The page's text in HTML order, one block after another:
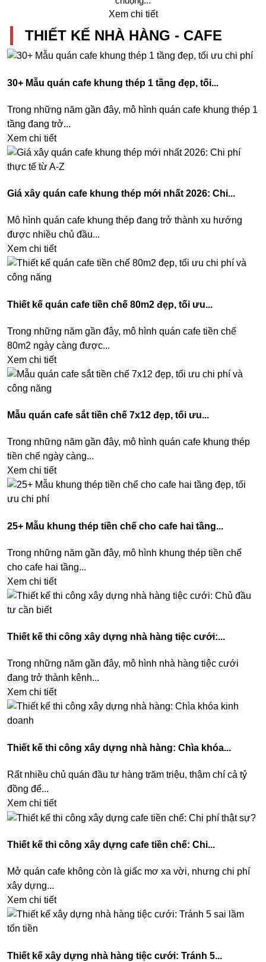
Xem chi tiết
THIẾT KẾ NHÀ HÀNG - CAFE
30+ Mẫu quán cafe khung thép 1 tầng đẹp, tối...
Trong những năm gần đây, mô hình quán cafe khung thép 1
tầng đang trở...
Xem chi tiết
Giá xây quán cafe khung thép mới nhất 2026: Chi...
Mô hình quán cafe khung thép đang trở thành xu hướng
được nhiều chủ đầu...
Xem chi tiết
Thiết kế quán cafe tiền chế 80m2​ đẹp, tối ưu...
Trong những năm gần đây, mô hình quán cafe tiền chế
80m2 ngày càng được...
Xem chi tiết
Mẫu quán cafe sắt tiền chế 7x12 đẹp, tối ưu...
Trong những năm gần đây, mô hình quán cafe khung thép
tiền chế ngày càng...
Xem chi tiết
25+ Mẫu khung thép tiền chế cho cafe hai tầng...
Trong những năm gần đây, mô hình khung thép tiền chế
cho cafe hai tầng​...
Xem chi tiết
Thiết kế thi công xây dựng nhà hàng tiệc cưới:...
Trong những năm gần đây, mô hình nhà hàng tiệc cưới
đang trở thành kênh...
Xem chi tiết
Thiết kế thi công xây dựng nhà hàng: Chìa khóa...
Rất nhiều chủ quán đầu tư hàng trăm triệu, thậm chí cả tỷ
đồng để...
Xem chi tiết
Thiết kế thi công xây dựng cafe tiền chế: Chi...
Mở quán cafe không còn là giấc mơ xa vời, nhưng chi phí
xây dựng...
Xem chi tiết
Thiết kế xây dựng nhà hàng tiệc cưới: Tránh 5...